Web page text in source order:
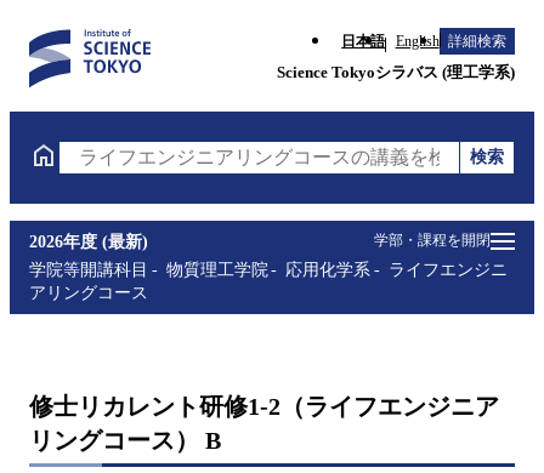
日本語 English 詳細検索
Science Tokyoシラバス (理工学系)
ライフエンジニアリングコースの講義を検索（講義
検索
学部・課程を開閉
2026年度 (最新)
学院等開講科目
物質理工学院 応用化学系
ライフエンジニ
アリングコース
修士リカレント研修1-2（ライフエンジニア
リングコース） B